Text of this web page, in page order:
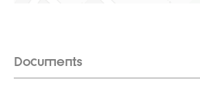
Documents